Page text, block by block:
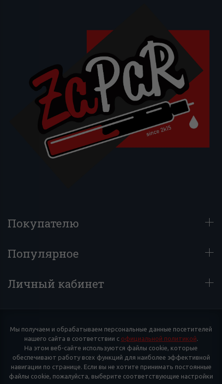
Покупателю
Популярное
Личный кабинет
Мы получаем и обрабатываем персональные данные посетителей
нашего сайта в соответствии с официальной политикой.
На этом веб-сайте используются файлы cookie, которые
обеспечивают работу всех функций для наиболее эффективной
навигации по странице. Если вы не хотите принимать постоянные
файлы cookie, пожалуйста, выберите соответствующие настройки